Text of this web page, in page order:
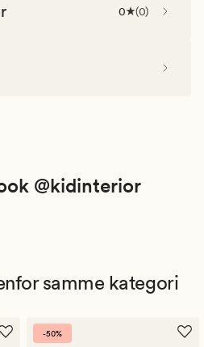
0 (0)
@kidinterior
samme kategori
-50%